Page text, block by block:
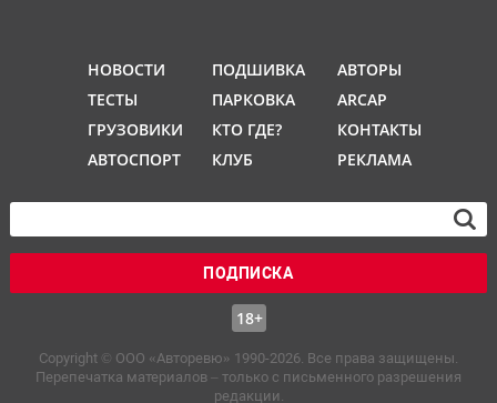
НОВОСТИ
ТЕСТЫ
ГРУЗОВИКИ
АВТОСПОРТ
ПОДШИВКА
ПАРКОВКА
КТО ГДЕ?
КЛУБ
АВТОРЫ
ARCAP
КОНТАКТЫ
РЕКЛАМА
ПОДПИСКА
18+
Copyright © OOO «Авторевю» 1990-2026. Все права защищены.
Перепечатка материалов – только с письменного разрешения
редакции.